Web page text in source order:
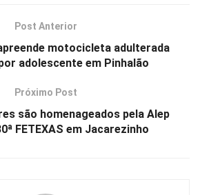
Post Anterior
motocicleta adulterada
adolescente em Pinhalão
Próximo Post
são homenageados pela Alep
FETEXAS em Jacarezinho